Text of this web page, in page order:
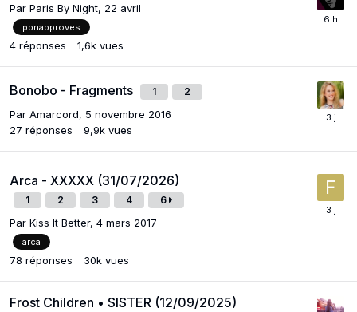
Par Paris By Night, 22 avril
pbnapproves
4 réponses 1,6k vues
Bonobo - Fragments 1 2
Par Amarcord, 5 novembre 2016
27 réponses 9,9k vues
Arca - XXXXX (31/07/2026)
1 2 3 4 6
Par Kiss It Better, 4 mars 2017
arca
78 réponses 30k vues
Frost Children • SISTER (12/09/2025)